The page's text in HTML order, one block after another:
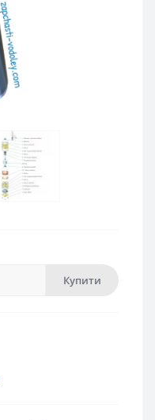
Купити